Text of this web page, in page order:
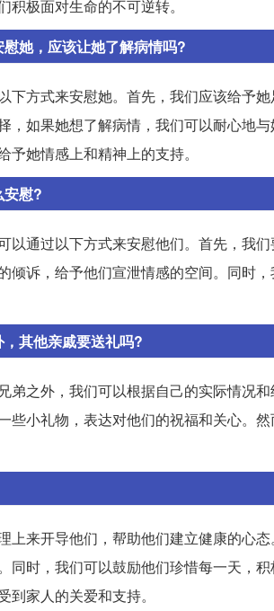
极面对生命的不可逆转。
她，应该让她了解病情吗?
下方式来安慰她。首先，我们应该给予
，如果她想了解病情，我们可以耐心地
她情感上和精神上的支持。
安慰?
以通过以下方式来安慰他们。首先，我
倾诉，给予他们宣泄情感的空间。同时
其他亲戚要送礼吗?
弟之外，我们可以根据自己的实际情况
些小礼物，表达对他们的祝福和关心。
上来开导他们，帮助他们建立健康的心
同时，我们可以鼓励他们珍惜每一天，
家人的关爱和支持。